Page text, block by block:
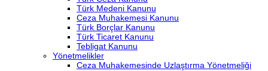
Türk Medeni Kanunu
Ceza Muhakemesi Kanunu
Türk Borçlar Kanunu
Türk Ticaret Kanunu
Tebligat Kanunu
Yönetmelikler
Ceza Muhakemesinde Uzlaştırma Yönetmeliği